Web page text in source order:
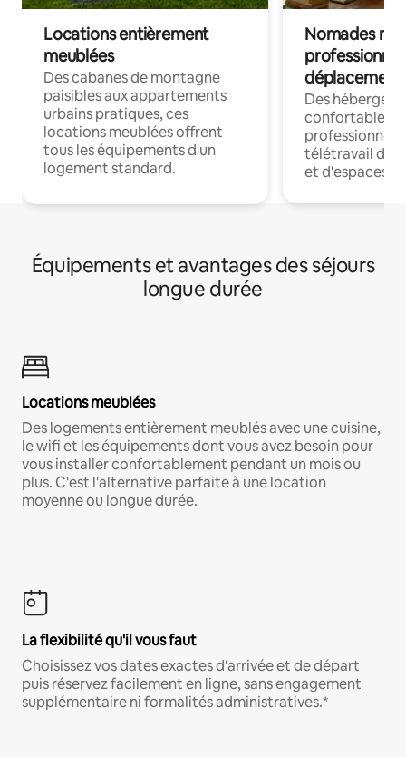
Locations entièrement
meublées
Des cabanes de montagne
paisibles aux appartements
urbains pratiques, ces
locations meublées offrent
tous les équipements d'un
logement standard.
Nomades
déplacement
Des
confortables
professionnels
télétravail
et d'espaces
Équipements et avantages des séjours
longue durée
Locations meublées
Des logements entièrement meublés avec une cuisine,
le wifi et les équipements dont vous avez besoin pour
vous installer confortablement pendant un mois ou
plus. C'est l'alternative parfaite à une location
moyenne ou longue durée.
La flexibilité qu'il vous faut
Choisissez vos dates exactes d'arrivée et de départ
puis réservez facilement en ligne, sans engagement
supplémentaire ni formalités administratives.*